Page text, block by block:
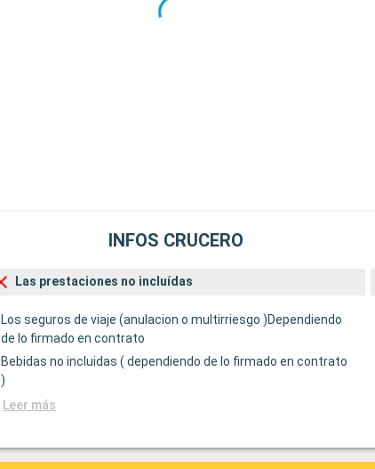
INFOS CRUCERO
Las prestaciones no incluídas
Los seguros de viaje (anulacion o multirriesgo )Dependiendo
de lo firmado en contrato
Bebidas no incluidas ( dependiendo de lo firmado en contrato
)
Leer más